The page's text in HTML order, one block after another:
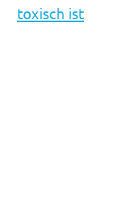
toxisch ist